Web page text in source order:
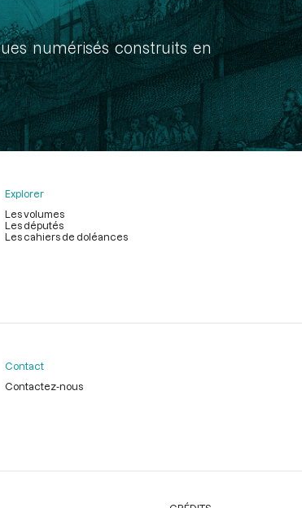
numérisés construits en
Explorer
Les volumes
Les députés
Les cahiers de doléances
Contact
Contactez-nous